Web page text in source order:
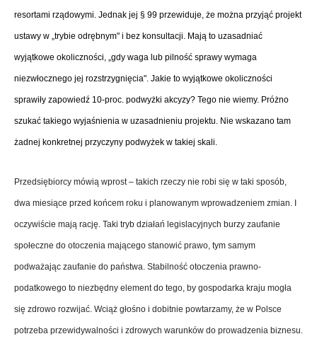
resortami rządowymi. Jednak jej § 99 przewiduje, że można przyjąć projekt
ustawy w „trybie odrębnym" i bez konsultacji. Mają to uzasadniać
wyjątkowe okoliczności, „gdy waga lub pilność sprawy wymaga
niezwłocznego jej rozstrzygnięcia". Jakie to wyjątkowe okoliczności
sprawiły zapowiedź 10-proc. podwyżki akcyzy? Tego nie wiemy. Próżno
szukać takiego wyjaśnienia w uzasadnieniu projektu. Nie wskazano tam
żadnej konkretnej przyczyny podwyżek w takiej skali.
Przedsiębiorcy mówią wprost – takich rzeczy nie robi się w taki sposób,
dwa miesiące przed końcem roku i planowanym wprowadzeniem zmian. I
oczywiście mają rację. Taki tryb działań legislacyjnych burzy zaufanie
społeczne do otoczenia mającego stanowić prawo, tym samym
podważając zaufanie do państwa. Stabilność otoczenia prawno-
podatkowego to niezbędny element do tego, by gospodarka kraju mogła
się zdrowo rozwijać. Wciąż głośno i dobitnie powtarzamy, że w Polsce
potrzeba przewidywalności i zdrowych warunków do prowadzenia biznesu.